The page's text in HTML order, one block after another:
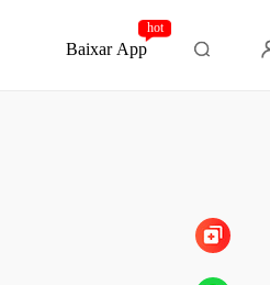
Baixar App
hot